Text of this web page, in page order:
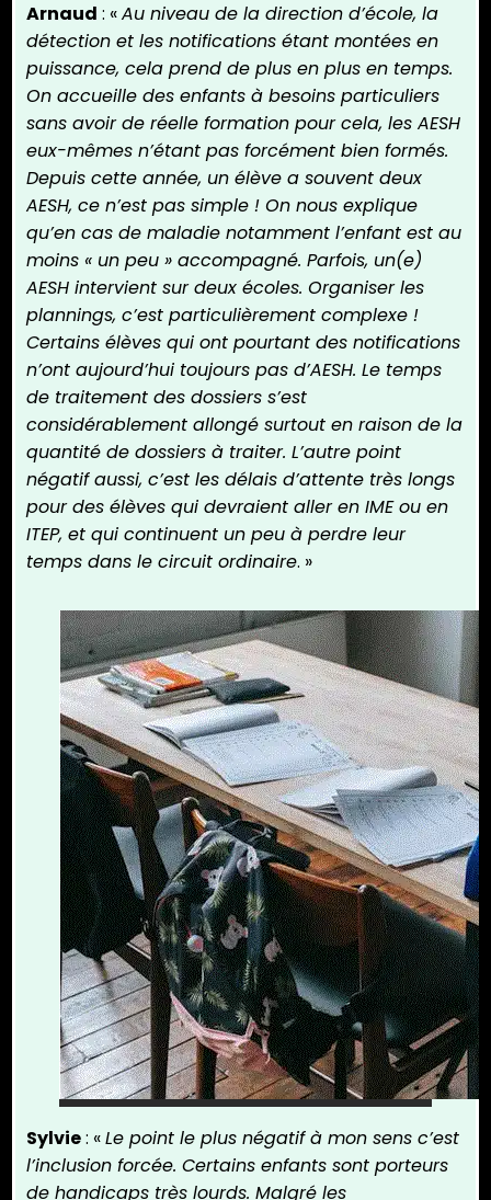
Arnaud : «Au niveau de la direction d’école, la
détection et les notifications étant montées en
puissance, cela prend de plus en plus en temps.
On accueille des enfants à besoins particuliers
sans avoir de réelle formation pour cela, les AESH
eux-mêmes n’étant pas forcément bien formés.
Depuis cette année, un élève a souvent deux
AESH, ce n’est pas simple ! On nous explique
qu’en cas de maladie notamment l’enfant est au
moins « un peu » accompagné. Parfois, un(e)
AESH intervient sur deux écoles. Organiser les
plannings, c’est particulièrement complexe !
Certains élèves qui ont pourtant des notifications
n’ont aujourd’hui toujours pas d’AESH. Le temps
de traitement des dossiers s’est
considérablement allongé surtout en raison de la
quantité de dossiers à traiter. L’autre point
négatif aussi, c’est les délais d’attente très longs
pour des élèves qui devraient aller en IME ou en
ITEP, et qui continuent un peu à perdre leur
temps dans le circuit ordinaire. »
Sylvie: «Le point le plus négatif à mon sens c’est
l’inclusion forcée. Certains enfants sont porteurs
de handicaps très lourds. Malgré les